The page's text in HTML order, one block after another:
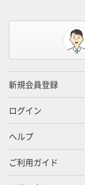
新規会員登録
ログイン
ヘルプ
ご利用ガイド